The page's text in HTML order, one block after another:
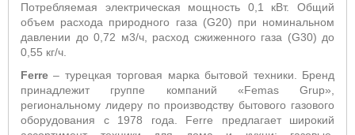
Потребляемая электрическая мощность 0,1 кВт. Общий
объем расхода природного газа (G20) при номинальном
давлении до 0,72 м3/ч, расход сжиженного газа (G30) до
0,55 кг/ч.
Ferre – турецкая торговая марка бытовой техники. Бренд
принадлежит группе компаний «Femas Grup»,
региональному лидеру по производству бытового газового
оборудования с 1978 года. Ferre предлагает широкий